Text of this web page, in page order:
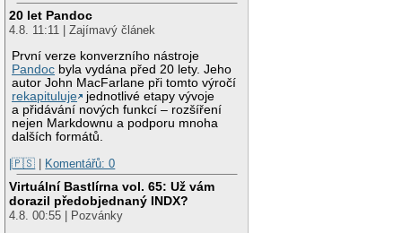
20 let Pandoc
4.8. 11:11 | Zajímavý článek
První verze konverzního nástroje
Pandoc byla vydána před 20 lety. Jeho
autor John MacFarlane při tomto výročí
rekapituluje
jednotlivé etapy vývoje
a přidávání nových funkcí – rozšíření
nejen Markdownu a podporu mnoha
dalších formátů.
|🇵🇸 | Komentářů: 0
Virtuální Bastlírna vol. 65: Už vám
dorazil předobjednaný INDX?
4.8. 00:55 | Pozvánky